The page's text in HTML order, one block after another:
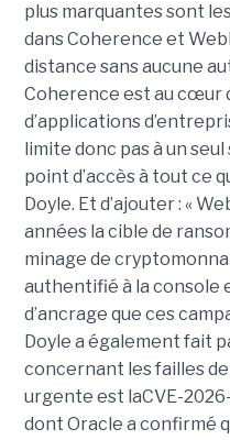
plus marquantes sont
dans Coherence et
distance sans aucune
Coherence est au cœur
d’applications
limite donc pas à un
point d’accès à tout ce
Doyle. Et d’ajouter : «
années la cible de
minage de
authentifié à la console
d’ancrage que ces
Doyle a également fait
concernant les failles
urgente est laCVE-
dont Oracle a confirmé